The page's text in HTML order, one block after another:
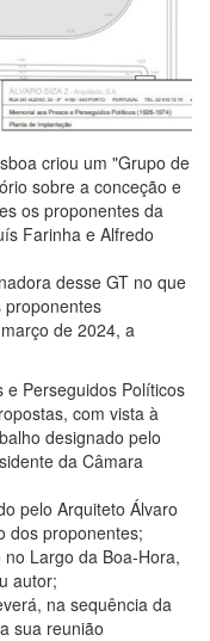
criou um "Grupo de
sobre a conceção e
os proponentes da
Farinha e Alfredo
desse GT no que
proponentes
de 2024, a
Perseguidos Políticos
com vista à
designado pelo
da Câmara
pelo Arquiteto Álvaro
dos proponentes;
Largo da Boa-Hora,
autor;
na sequência da
sua reunião